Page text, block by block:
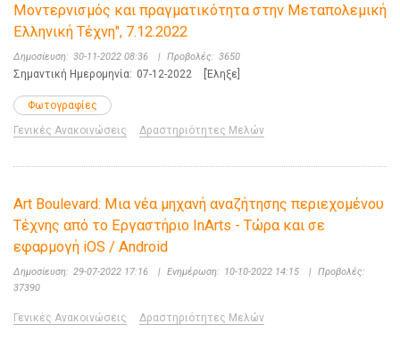
Μοντερνισμός και πραγματικότητα στην Μεταπολεμική
Ελληνική Τέχνη", 7.12.2022
Δημοσίευση: 30-11-2022 08:36 | Προβολές: 3650
Σημαντική Ημερομηνία: 07-12-2022 [Έληξε]
Φωτογραφίες
Γενικές Ανακοινώσεις
Δραστηριότητες Μελών
Art Boulevard: Μια νέα μηχανή αναζήτησης περιεχομένου
Tέχνης από το Εργαστήριο InArts - Τώρα και σε
εφαρμογή iOS / Android
Δημοσίευση: 29-07-2022 17:16 | Ενημέρωση: 10-10-2022 14:15 | Προβολές:
37390
Γενικές Ανακοινώσεις Δραστηριότητες Μελών